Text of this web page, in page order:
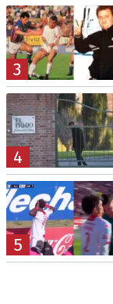
3
4
5